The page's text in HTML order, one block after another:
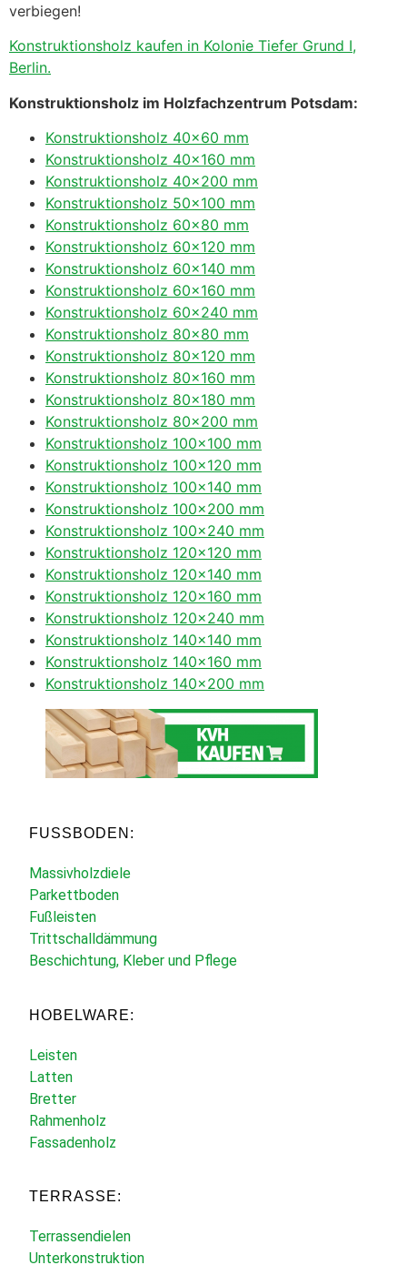
verbiegen!
Konstruktionsholz kaufen in Kolonie Tiefer Grund I,
Berlin.
Konstruktionsholz im Holzfachzentrum Potsdam:
Konstruktionsholz 40×60 mm
Konstruktionsholz 40×160 mm
Konstruktionsholz 40×200 mm
Konstruktionsholz 50×100 mm
Konstruktionsholz 60×80 mm
Konstruktionsholz 60×120 mm
Konstruktionsholz 60×140 mm
Konstruktionsholz 60×160 mm
Konstruktionsholz 60×240 mm
Konstruktionsholz 80×80 mm
Konstruktionsholz 80×120 mm
Konstruktionsholz 80×160 mm
Konstruktionsholz 80×180 mm
Konstruktionsholz 80×200 mm
Konstruktionsholz 100×100 mm
Konstruktionsholz 100×120 mm
Konstruktionsholz 100×140 mm
Konstruktionsholz 100×200 mm
Konstruktionsholz 100×240 mm
Konstruktionsholz 120×120 mm
Konstruktionsholz 120×140 mm
Konstruktionsholz 120×160 mm
Konstruktionsholz 120×240 mm
Konstruktionsholz 140×140 mm
Konstruktionsholz 140×160 mm
Konstruktionsholz 140×200 mm
FUSSBODEN:
Massivholzdiele
Parkettboden
Fußleisten
Trittschalldämmung
Beschichtung, Kleber und Pflege
HOBELWARE:
Leisten
Latten
Bretter
Rahmenholz
Fassadenholz
TERRASSE:
Terrassendielen
Unterkonstruktion